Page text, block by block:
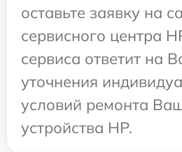
оставьте заявку на
сервисного центра
сервиса ответит на
уточнения
условий ремонта
устройства HP.